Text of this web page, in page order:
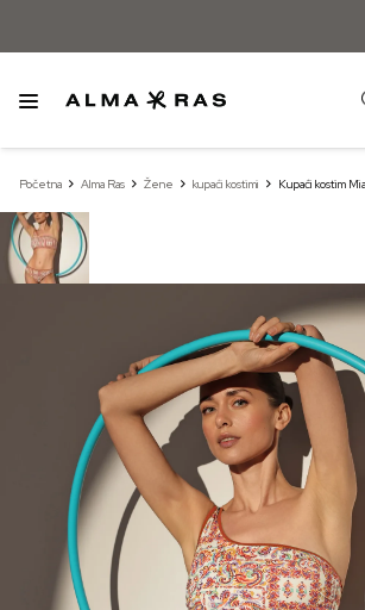
Početna Alma Ras Žene kupaći kostimi Kupaći kostim